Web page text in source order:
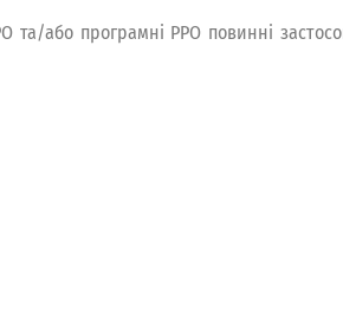
та/або програмні РРО повинні